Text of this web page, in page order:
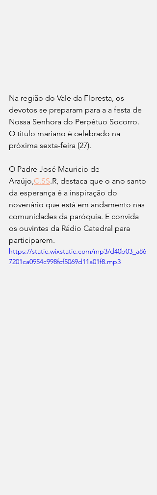
Na região do Vale da Floresta, os
devotos se preparam para a a festa de
Nossa Senhora do Perpétuo Socorro.
O título mariano é celebrado na
próxima sexta-feira (27).
O Padre José Mauricio de
Araújo,C.SS.R, destaca que o ano santo
da esperança é a inspiração do
novenário que está em andamento nas
comunidades da paróquia. E convida
os ouvintes da Rádio Catedral para
participarem.
https://static.wixstatic.com/mp3/d40b03_a86
7201ca0954c998fcf5069d11a01f8.mp3